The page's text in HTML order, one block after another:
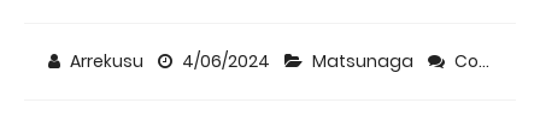
Arrekusu 4/06/2024 Matsunaga Comment